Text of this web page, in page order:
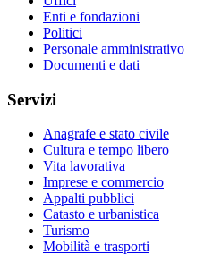
Enti e fondazioni
Politici
Personale amministrativo
Documenti e dati
Servizi
Anagrafe e stato civile
Cultura e tempo libero
Vita lavorativa
Imprese e commercio
Appalti pubblici
Catasto e urbanistica
Turismo
Mobilità e trasporti